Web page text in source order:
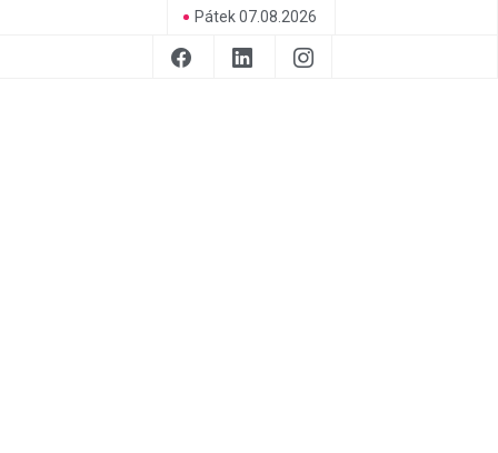
Pátek 07.08.2026